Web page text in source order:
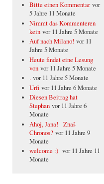
Bitte einen Kommentar vor
5 Jahre 11 Monate
Nimmt das Kommenteren
kein vor 11 Jahre 5 Monate
Auf nach Milano! vor 11
Jahre 5 Monate
Heute findet eine Lesung
von vor 11 Jahre 5 Monate
. vor 11 Jahre 5 Monate
Urfi vor 11 Jahre 6 Monate
Diesen Beitrag hat
Stephan vor 11 Jahre 6
Monate
Ahoj, Jana! Znaš
Chronos? vor 11 Jahre 9
Monate
welcome :) vor 11 Jahre 11
Monate